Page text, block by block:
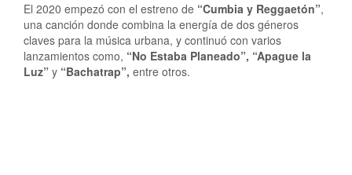
El 2020 empezó con el estreno de “Cumbia y Reggaetón”,
una canción donde combina la energía de dos géneros
claves para la música urbana, y continuó con varios
lanzamientos como, “No Estaba Planeado”, “Apague la
Luz” y “Bachatrap”, entre otros.